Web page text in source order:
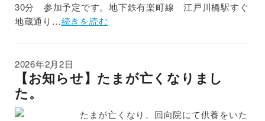
30分 参加予定です。地下鉄有楽町線 江戸川橋駅すぐ
地蔵通り…続きを読む
2026年2月2日
【お知らせ】たまが亡くなりまし
た。
たまが亡くなり、回向院にて供養をいた